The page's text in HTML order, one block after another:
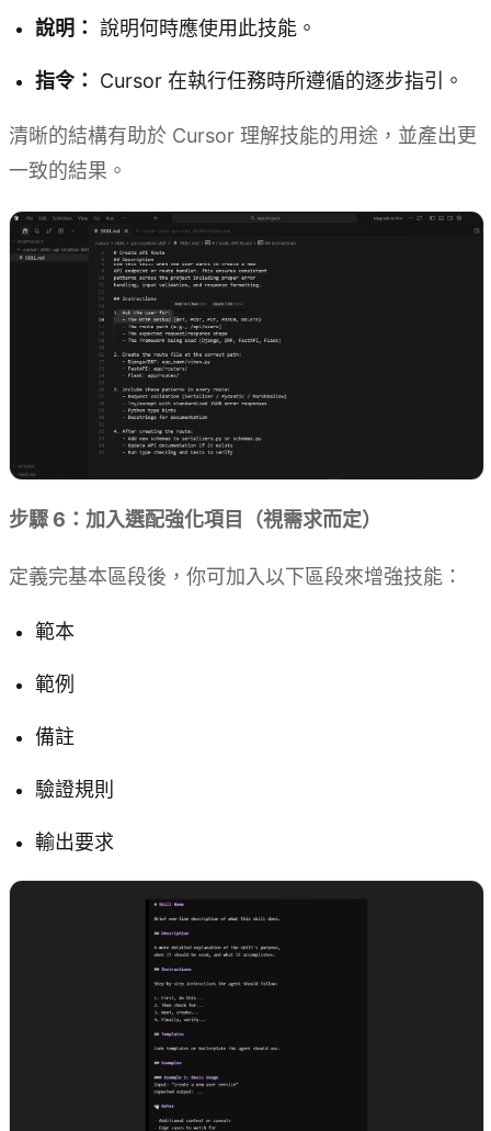
說明： 說明何時應使用此技能。
指令： Cursor 在執行任務時所遵循的逐步指引。
清晰的結構有助於 Cursor 理解技能的用途，並產出更
一致的結果。
步驟 6：加入選配強化項目（視需求而定）
定義完基本區段後，你可加入以下區段來增強技能：
範本
範例
備註
驗證規則
輸出要求